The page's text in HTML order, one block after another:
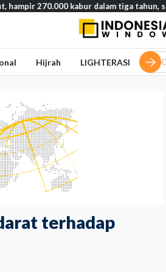
terhadap
kabur dalam tiga tahun, studi
Hijrah LIGHTERASI